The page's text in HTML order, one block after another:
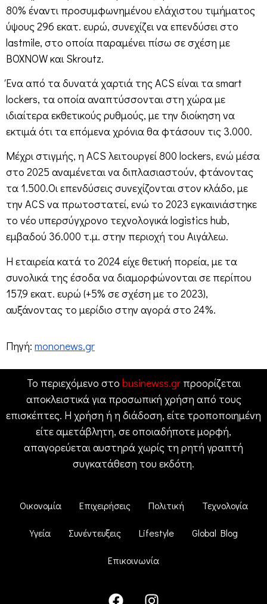
80% έναντι προσυμφωνημένου ελάχιστου τιμήματος
ύψους 296 εκατ. ευρώ, συνεχίζει να επενδύσει στο
lastmile, στο οποία παραμένει πίσω σε σχέση με
BOXNOW και Skroutz.
Ένα από τα δυνατά χαρτιά της ACS είναι τα smart
lockers, τα οποία αναπτύσσονται στη χώρα με
ιδιαίτερα εκθετικούς ρυθμούς, με την διοίκηση να
εκτιμά ότι τα επόμενα χρόνια θα φτάσουν τις 3.000.
Μέχρι στιγμής, η ACS λειτουργεί 800 lockers, ενώ μέσα
στο 2025 αναμένεται να διπλασιαστούν, φτάνοντας
τα 1.500.Οι επενδύσεις συνεχίζονται στον κλάδο, με
την ACS να πρωτοστατεί, ενώ το 2023 εγκαινιάστηκε
το νέο υπερσύγχρονο τεχνολογικά logistics hub,
εμβαδού 36.000 τ.μ. στην περιοχή του Αιγάλεω.
Η εταιρεία κατά το 2024 είχε θετική πορεία, με τα
συνολικά της έσοδα να διαμορφώνονται σε περίπου
157,9 εκατ. ευρώ (+5% σε σχέση με το 2023),
αυξάνοντας το μερίδιο στην αγορά στο 24%.
Πηγή: mononews.gr
Το περιεχόμενο στο businewss.grπροορίζεται
αποκλειστικά για προσωπική χρήση από τους
επισκέπτες. Η χρήση ή η διάδοση, είτε τροποποιημένη
είτε αμετάβλητη, σε οποιαδήποτε μορφή,
απαγορεύεται αυστηρά χωρίς τη ρητή γραπτή
συγκατάθεση του εκδότη.
Οικονομία Επιχειρήσεις Πολιτική Τεχνολογία
Υγεία Συνέντευξεις Lifestyle Global Blog
Επικοινωνία